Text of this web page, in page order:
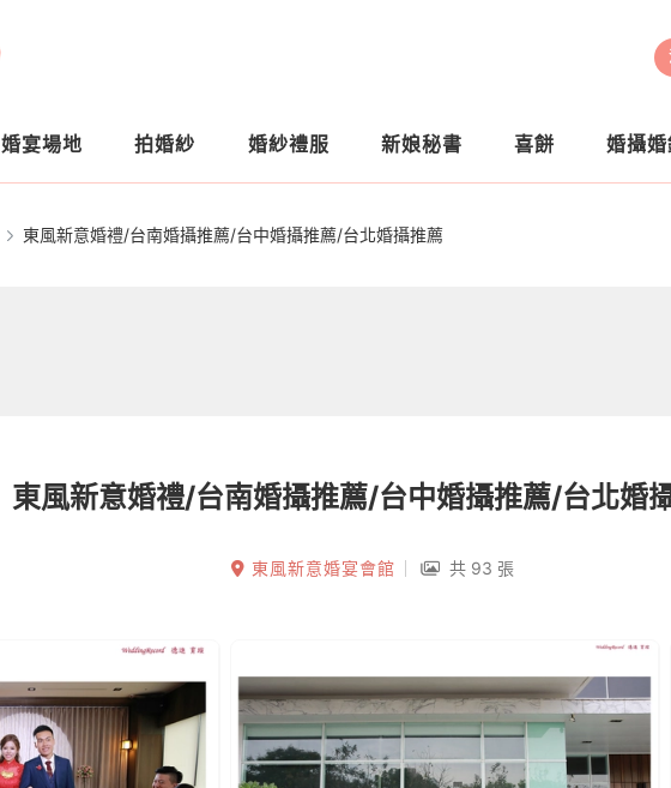
婚宴場地 拍婚紗 婚紗禮服 新娘秘書 喜餅 婚攝婚
東風新意婚禮/台南婚攝推薦/台中婚攝推薦/台北婚攝推薦
東風新意婚禮/台南婚攝推薦/台中婚攝推薦/台北婚
東風新意婚宴會館 共 93 張